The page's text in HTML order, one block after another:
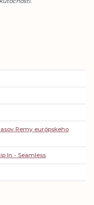
Remy európskeho
In - Seamless